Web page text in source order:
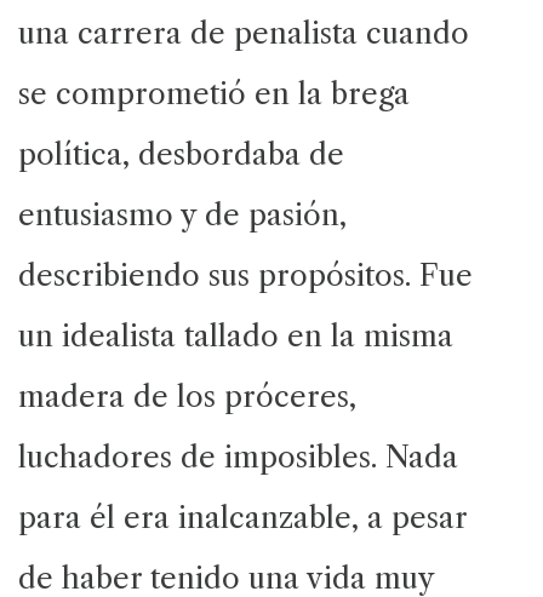
una carrera de penalista cuando
se comprometió en la brega
política, desbordaba de
entusiasmo y de pasión,
describiendo sus propósitos. Fue
un idealista tallado en la misma
madera de los próceres,
luchadores de imposibles. Nada
para él era inalcanzable, a pesar
de haber tenido una vida muy